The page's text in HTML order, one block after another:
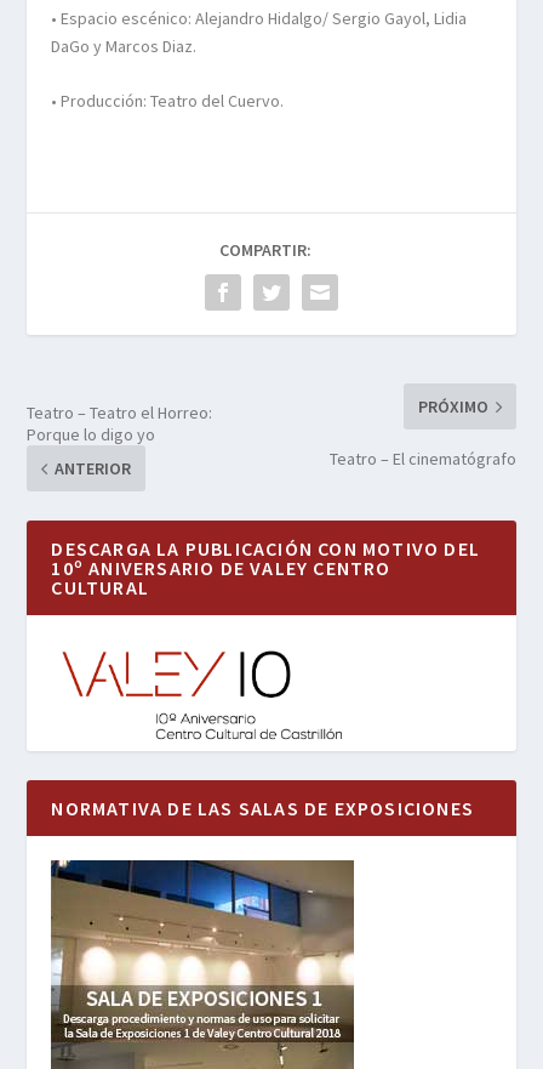
• Espacio escénico: Alejandro Hidalgo/ Sergio Gayol, Lidia
DaGo y Marcos Diaz.
• Producción: Teatro del Cuervo.
COMPARTIR:
Teatro – Teatro el Horreo:
Porque lo digo yo
ANTERIOR
PRÓXIMO
Teatro – El cinematógrafo
DESCARGA LA PUBLICACIÓN CON MOTIVO DEL
10º ANIVERSARIO DE VALEY CENTRO
CULTURAL
NORMATIVA DE LAS SALAS DE EXPOSICIONES